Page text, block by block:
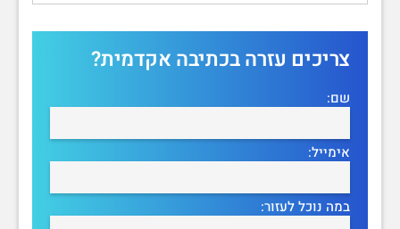
צריכים עזרה בכתיבה אקדמית?
שם:
אימייל:
במה נוכל לעזור: